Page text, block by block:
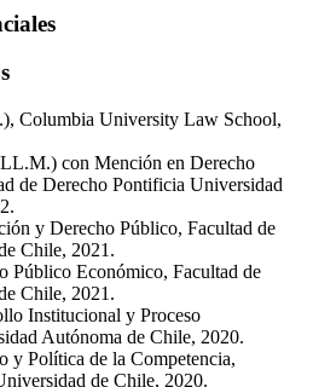
Columbia University Law School,
con Mención en Derecho
de Derecho Pontificia Universidad
y Derecho Público, Facultad de
Chile, 2021.
Público Económico, Facultad de
Chile, 2021.
Institucional y Proceso
Autónoma de Chile, 2020.
y Política de la Competencia,
de Chile, 2020.